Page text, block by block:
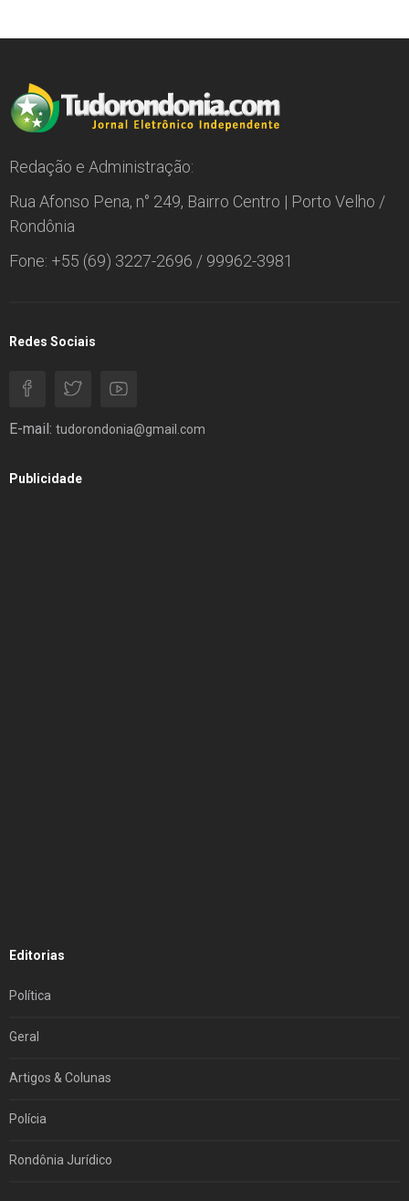
Redação e Administração:
Rua Afonso Pena, n° 249, Bairro Centro | Porto Velho /
Rondônia
Fone: +55 (69) 3227-2696 / 99962-3981
Redes Sociais
E-mail: tudorondonia@gmail.com
Publicidade
Editorias
Política
Geral
Artigos & Colunas
Polícia
Rondônia Jurídico